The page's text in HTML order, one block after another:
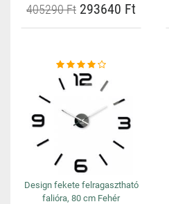
405290 Ft 293640 Ft
Design fekete felragasztható
falióra, 80 cm Fehér